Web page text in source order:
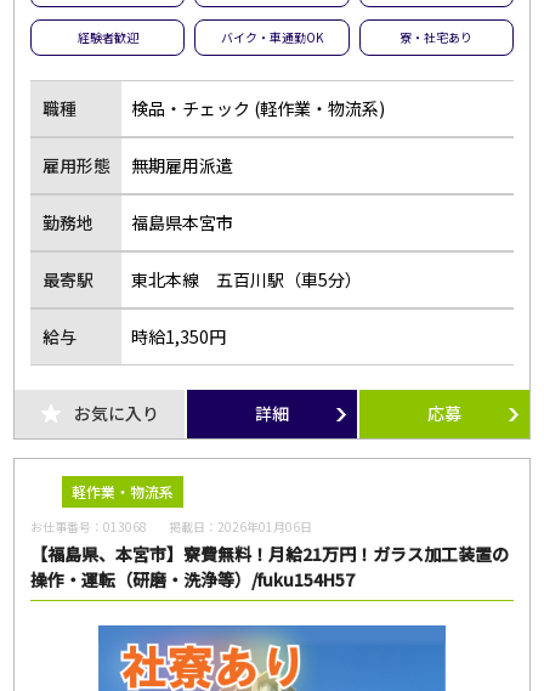
経験者歓迎 バイク・車通勤OK 寮・社宅あり
職種 検品・チェック (軽作業・物流系)
雇用形態 無期雇用派遣
勤務地 福島県本宮市
最寄駅 東北本線 五百川駅（車5分）
給与 時給1,350円
お気に入り 詳細 応募
軽作業・物流系
お仕事番号：013068 掲載日： 2026年01月06日
【福島県、本宮市】寮費無料！月給21万円！ガラス加工装置の
操作・運転（研磨・洗浄等）/fuku154H57